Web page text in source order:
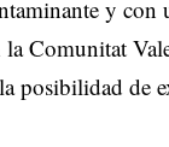
y con
Comunitat
posibilidad de